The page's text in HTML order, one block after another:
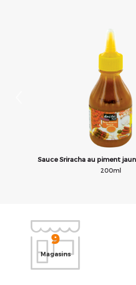
Sauce Sriracha au piment
200ml
9
Magasins